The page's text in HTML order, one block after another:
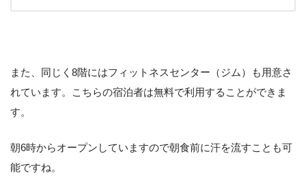
また、同じく8階にはフィットネスセンター（ジム）も用意さ
れています。こちらの宿泊者は無料で利用することができま
す。
朝6時からオープンしていますので朝食前に汗を流すことも可
能ですね。